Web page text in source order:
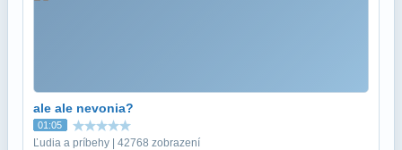
ale ale nevonia?
01:05
Ľudia a príbehy | 42768 zobrazení